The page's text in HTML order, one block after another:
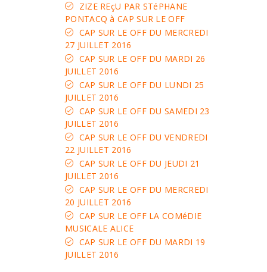
ZIZE REçU PAR STéPHANE
PONTACQ à CAP SUR LE OFF
CAP SUR LE OFF DU MERCREDI
27 JUILLET 2016
CAP SUR LE OFF DU MARDI 26
JUILLET 2016
CAP SUR LE OFF DU LUNDI 25
JUILLET 2016
CAP SUR LE OFF DU SAMEDI 23
JUILLET 2016
CAP SUR LE OFF DU VENDREDI
22 JUILLET 2016
CAP SUR LE OFF DU JEUDI 21
JUILLET 2016
CAP SUR LE OFF DU MERCREDI
20 JUILLET 2016
CAP SUR LE OFF LA COMéDIE
MUSICALE ALICE
CAP SUR LE OFF DU MARDI 19
JUILLET 2016